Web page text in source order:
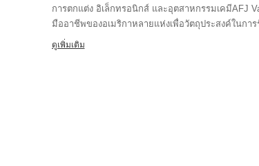
การตกแต่ง อิเล็กทรอนิกส์ และอุตสาหกรรมเคมีAFJ
มืออาชีพของอเมริกาหลายแห่งเพื่อวัตถุประสงค์ในก
Vaping จะจัดส่งผลิตภัณฑ์ไปยังห้องปฏิบัติการเพื่อทำ
5,000 ตร.ม.ดังนั้นเราจึงไม่เพียงแต่สามารถพัฒนา
CBD เท่านั้น แต่ยังรวมถึงการประกันคุณภาพผลิตภัณ
ดูเพิ่มเติม